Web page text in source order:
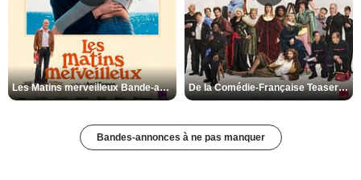
Les Matins merveilleux Bande-annonce VF De la Comédie-Française Teaser VF
Bandes-annonces à ne pas manquer